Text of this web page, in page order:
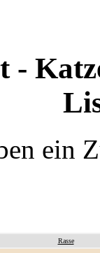
-
ein
Rasse